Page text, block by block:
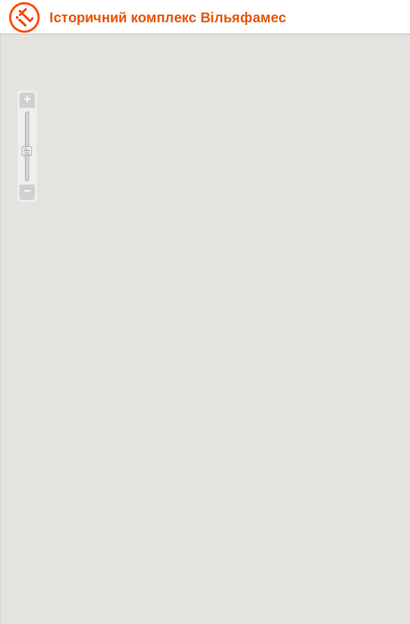
Історичний комплекс Вільяфамес
+
−